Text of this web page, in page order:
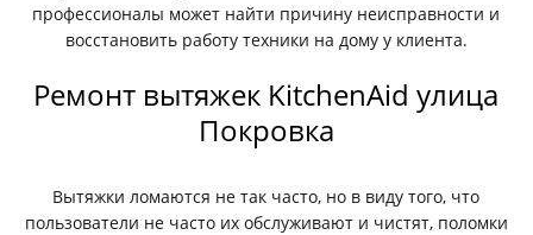
профессионалы может найти причину неисправности и
восстановить работу техники на дому у клиента.
Ремонт вытяжек KitchenAid улица
Покровка
Вытяжки ломаются не так часто, но в виду того, что
пользователи не часто их обслуживают и чистят, поломки